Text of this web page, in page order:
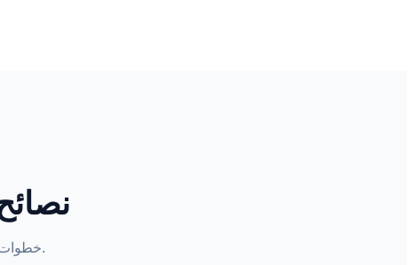
خطوات بسيطة تضمن لك كفاءة تبريد عالية وحماية الجهاز من الأعطال المفاجئة.